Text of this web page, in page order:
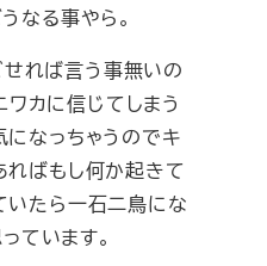
なる事やら。
れば言う事無いの
カに信じてしまう
になっちゃうのでキ
ればもし何か起きて
いたら一石二鳥にな
ています。